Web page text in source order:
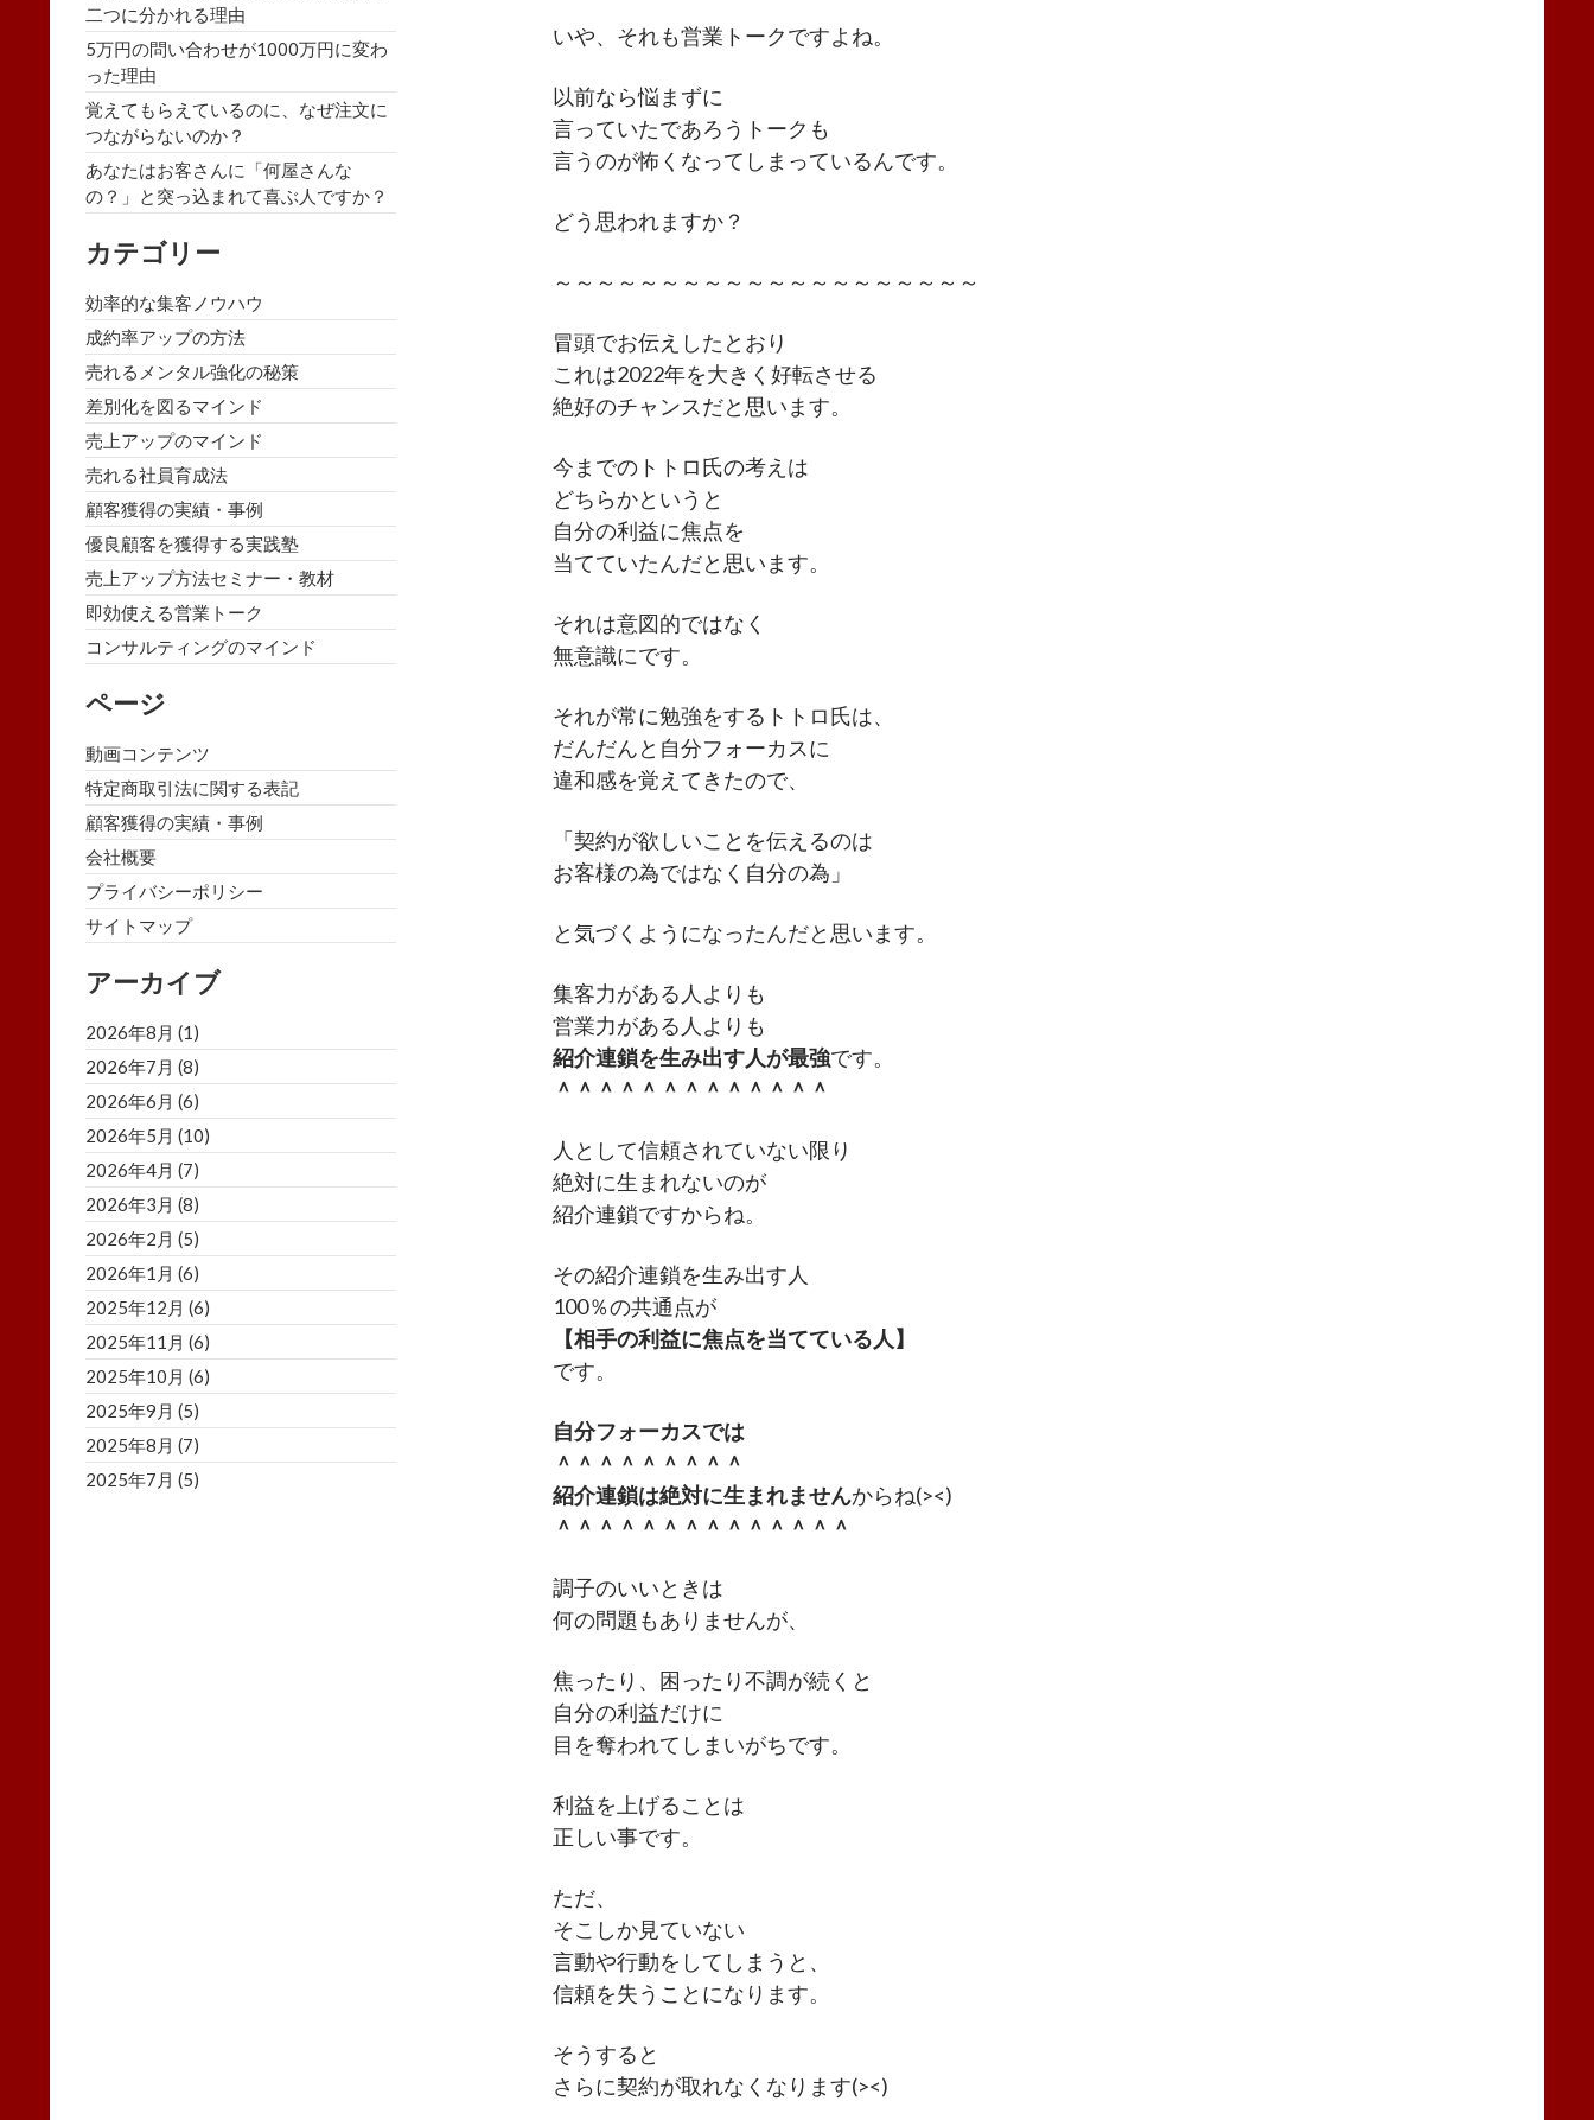
いや、それも営業トークですよね。
以前なら悩まずに
言っていたであろうトークも
言うのが怖くなってしまっているんです。
どう思われますか？
～～～～～～～～～～～～～～～～～～～～
冒頭でお伝えしたとおり
これは2022年を大きく好転させる
絶好のチャンスだと思います。
今までのトトロ氏の考えは
どちらかというと
自分の利益に焦点を
当てていたんだと思います。
それは意図的ではなく
無意識にです。
それが常に勉強をするトトロ氏は、
だんだんと自分フォーカスに
違和感を覚えてきたので、
「契約が欲しいことを伝えるのは
お客様の為ではなく自分の為」
と気づくようになったんだと思います。
集客力がある人よりも
営業力がある人よりも
紹介連鎖を生み出す人が最強です。
＾＾＾＾＾＾＾＾＾＾＾＾＾
人として信頼されていない限り
絶対に生まれないのが
紹介連鎖ですからね。
その紹介連鎖を生み出す人
100％の共通点が
【相手の利益に焦点を当てている人】
です。
自分フォーカスでは
＾＾＾＾＾＾＾＾＾
紹介連鎖は絶対に生まれませんからね(><)
＾＾＾＾＾＾＾＾＾＾＾＾＾＾
調子のいいときは
何の問題もありませんが、
焦ったり、困ったり不調が続くと
自分の利益だけに
目を奪われてしまいがちです。
利益を上げることは
正しい事です。
ただ、
そこしか見ていない
言動や行動をしてしまうと、
信頼を失うことになります。
そうすると
さらに契約が取れなくなります(><)
二つに分かれる理由
5万円の問い合わせが1000万円に変わ
った理由
覚えてもらえているのに、なぜ注文に
つながらないのか？
あなたはお客さんに「何屋さんな
の？」と突っ込まれて喜ぶ人ですか？
カテゴリー
効率的な集客ノウハウ
成約率アップの方法
売れるメンタル強化の秘策
差別化を図るマインド
売上アップのマインド
売れる社員育成法
顧客獲得の実績・事例
優良顧客を獲得する実践塾
売上アップ方法セミナー・教材
即効使える営業トーク
コンサルティングのマインド
ページ
動画コンテンツ
特定商取引法に関する表記
顧客獲得の実績・事例
会社概要
プライバシーポリシー
サイトマップ
アーカイブ
2026年8月 (1)
2026年7月 (8)
2026年6月 (6)
2026年5月 (10)
2026年4月 (7)
2026年3月 (8)
2026年2月 (5)
2026年1月 (6)
2025年12月 (6)
2025年11月 (6)
2025年10月 (6)
2025年9月 (5)
2025年8月 (7)
2025年7月 (5)